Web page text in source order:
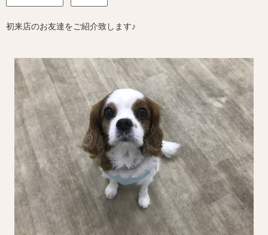
初来店のお友達をご紹介致します♪